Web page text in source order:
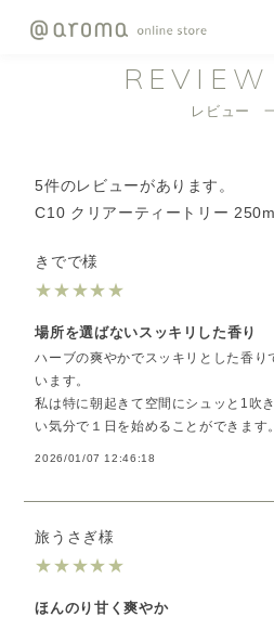
レビュー
5件のレビューがあります。
C10 クリアーティートリー
きでで様
★★★★★
場所を選ばないスッキリした香り
ハーブの爽やかでスッキリとした香り
います。
私は特に朝起きて空間にシュッと1吹
い気分で１日を始めることができます。
2026/01/07 12:46:18
旅うさぎ様
★★★★★
ほんのり甘く爽やか